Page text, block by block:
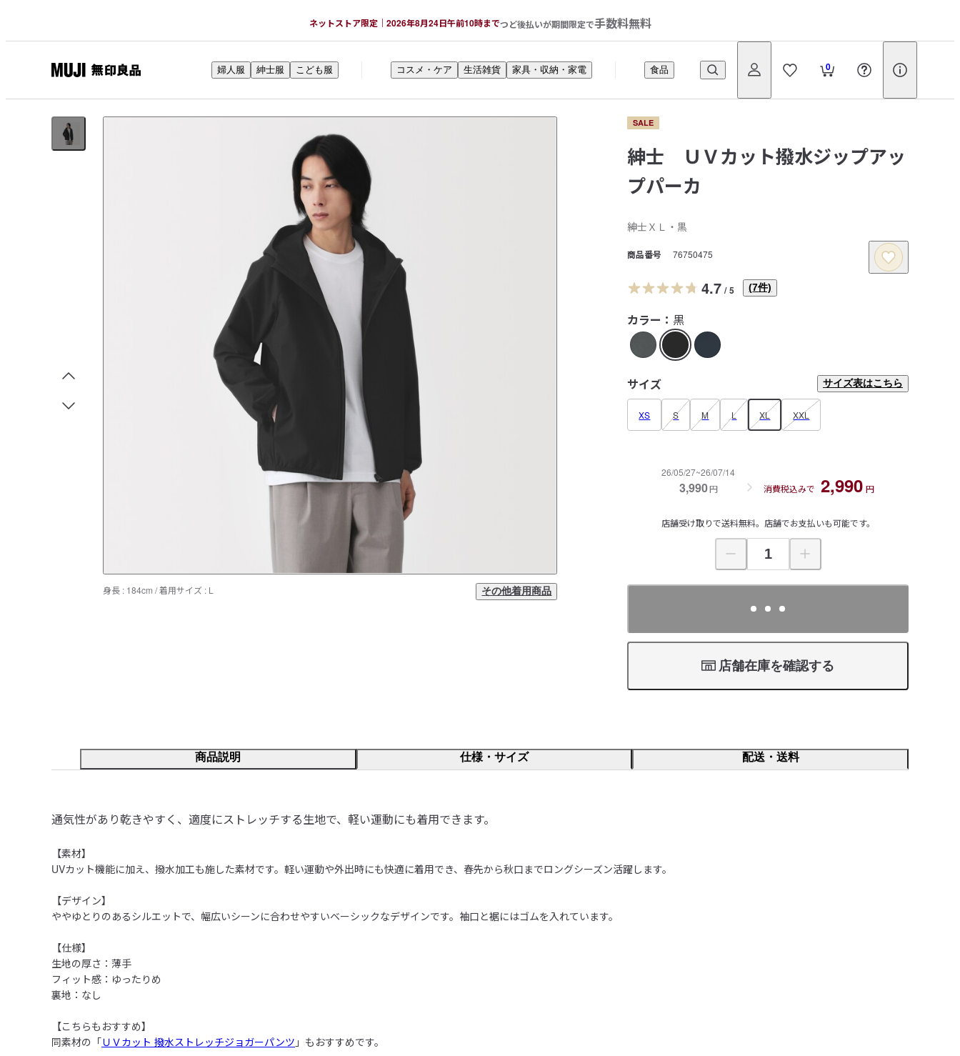
ネットストア限定｜2026年8月24日午前10時までつど後払いが期間限定で手数料無料
印
良
0
婦人服 紳士服 こども服 コスメ・ケア 生活雑貨 家具・収納・家電 食品
SALE
紳士 ＵＶカット撥水ジップアッ
プパーカ
紳士ＸＬ・黒
商品番号 76750475
4.7 / 5 (7件)
身長 : 184cm / 着用サイズ : L その他着用商品
カラー： 黒
サイズ サイズ表はこちら
XS S M L XL XXL
26/05/27~26/07/14
3,990円 消費税込みで 2,990 円
店舗受け取りで送料無料。店舗でお支払いも可能です。
店舗在庫を確認する
商品説明 仕様・サイズ 配送・送料
通気性があり乾きやすく、適度にストレッチする生地で、軽い運動にも着用できます。
【素材】
UVカット機能に加え、撥水加工も施した素材です。軽い運動や外出時にも快適に着用でき、春先から秋口までロングシーズン活躍します。
【デザイン】
ややゆとりのあるシルエットで、幅広いシーンに合わせやすいベーシックなデザインです。袖口と裾にはゴムを入れています。
【仕様】
生地の厚さ：薄手
フィット感：ゆったりめ
裏地：なし
【こちらもおすすめ】
同素材の「ＵＶカット 撥水ストレッチジョガーパンツ